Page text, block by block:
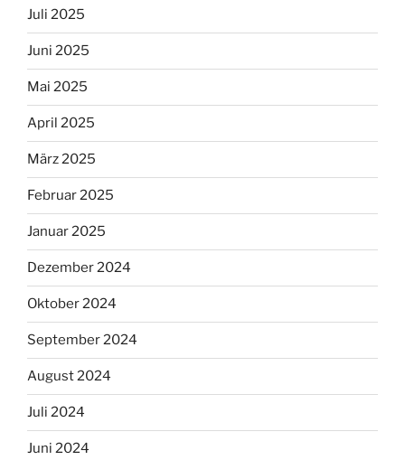
Juli 2025
Juni 2025
Mai 2025
April 2025
März 2025
Februar 2025
Januar 2025
Dezember 2024
Oktober 2024
September 2024
August 2024
Juli 2024
Juni 2024